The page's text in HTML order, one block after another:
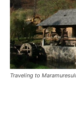
Traveling to